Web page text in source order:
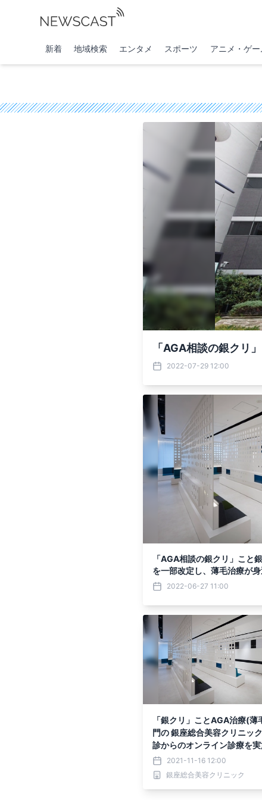
新着 地域検索 エンタメ スポーツ アニメ・ゲー
「AGA相談の銀クリ
2022-07-29 12:00
「AGA相談の銀クリ」こと
を一部改定し、薄毛治療が
やすくなりました
2022-06-27 11:00
「銀クリ」ことAGA治療(薄
門の 銀座総合美容クリニッ
診からのオンライン診療を実
ります2021-11-16 12:00
銀座総合美容クリニック